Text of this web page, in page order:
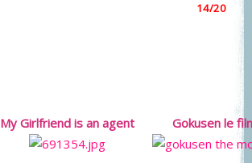
14/20
My Girlfriend is an agent Gokusen le